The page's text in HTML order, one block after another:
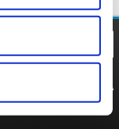
POLITYKA